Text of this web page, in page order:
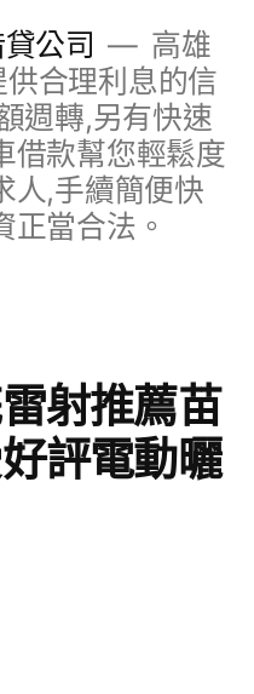
公司
高雄
合理利息的信
週轉,另有快速
借款幫您輕鬆度
人,手續簡便快
正當合法。
射推薦苗
評電動曬